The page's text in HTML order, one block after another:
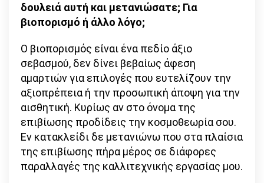
δουλειά αυτή και μετανιώσατε; Για
βιοπορισμό ή άλλο λόγο;
Ο βιοπορισμός είναι ένα πεδίο άξιο
σεβασμού, δεν δίνει βεβαίως άφεση
αμαρτιών για επιλογές που ευτελίζουν την
αξιοπρέπεια ή την προσωπική άποψη για την
αισθητική. Κυρίως αν στο όνομα της
επιβίωσης προδίδεις την κοσμοθεωρία σου.
Εν κατακλείδι δε μετανιώνω που στα πλαίσια
της επιβίωσης πήρα μέρος σε διάφορες
παραλλαγές της καλλιτεχνικής εργασίας μου.